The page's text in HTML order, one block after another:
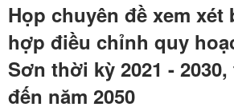
Họp chuyên đề xem xét
hợp điều chỉnh quy
Sơn thời kỳ 2021 -
đến năm 2050